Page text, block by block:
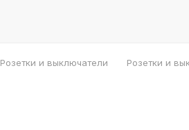
Розетки и выключатели Розетки и